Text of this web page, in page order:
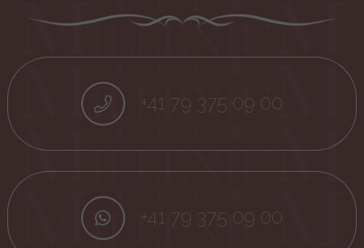
+41 79 375 09 00
+41 79 375 09 00